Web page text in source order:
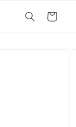
Indkøbskurv